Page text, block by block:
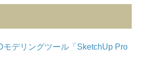
モデリングツール「SketchUp Pro